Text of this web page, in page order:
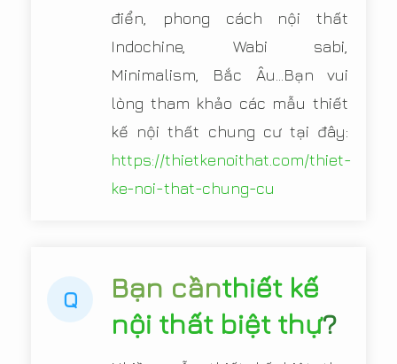
điển, phong cách nội thất
Indochine, Wabi sabi,
Minimalism, Bắc Âu...Bạn vui
lòng tham khảo các mẫu thiết
kế nội thất chung cư tại đây:
https://thietkenoithat.com/thiet-
ke-noi-that-chung-cu
Q Bạn cầnthiết kế
nội thất biệt thự?